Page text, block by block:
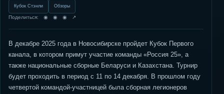
Кубок Стэнли Обзоры
Поделиться: ◉ ◉ ◉ ↗
В декабре 2025 года в Новосибирске пройдет Кубок Первого
канала, в котором примут участие команды «Россия 25», а
также национальные сборные Беларуси и Казахстана. Турнир
будет проходить в период с 11 по 14 декабря. В прошлом году
четвертой командой-участницей была сборная легионеров